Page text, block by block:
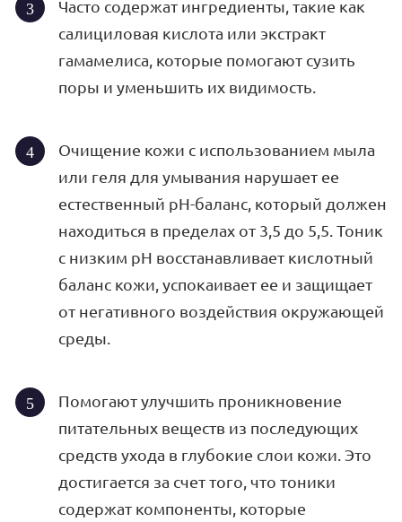
Часто содержат ингредиенты, такие как
салициловая кислота или экстракт
гамамелиса, которые помогают сузить
поры и уменьшить их видимость.
Очищение кожи с использованием мыла
или геля для умывания нарушает ее
естественный pH-баланс, который должен
находиться в пределах от 3,5 до 5,5. Тоник
с низким pH восстанавливает кислотный
баланс кожи, успокаивает ее и защищает
от негативного воздействия окружающей
среды.
Помогают улучшить проникновение
питательных веществ из последующих
средств ухода в глубокие слои кожи. Это
достигается за счет того, что тоники
содержат компоненты, которые